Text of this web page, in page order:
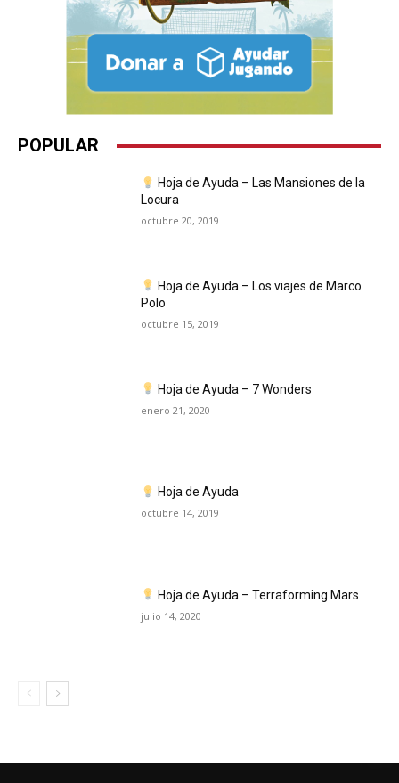
POPULAR
Hoja de Ayuda – Las Mansiones de la
Locura
octubre 20, 2019
Hoja de Ayuda – Los viajes de Marco
Polo
octubre 15, 2019
Hoja de Ayuda – 7 Wonders
enero 21, 2020
Hoja de Ayuda
octubre 14, 2019
Hoja de Ayuda – Terraforming Mars
julio 14, 2020